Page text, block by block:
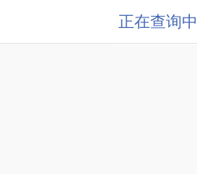
正在查询中